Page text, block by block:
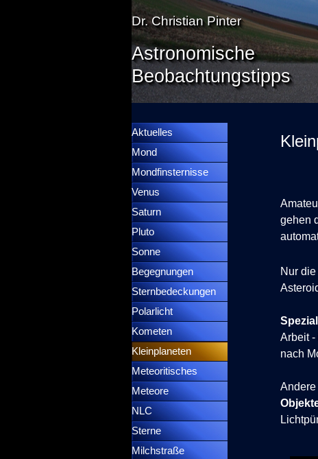
Dr. Christian Pinter
Astronomische
Beobachtungstipps
Aktuelles
Mond
Mondfinsternisse
Venus
Saturn
Pluto
Sonne
Begegnungen
Sternbedeckungen
Polarlicht
Kometen
Kleinplaneten
Meteoritisches
Meteore
NLC
Sterne
Milchstraße
gehen
Nur
Arbeit
nach